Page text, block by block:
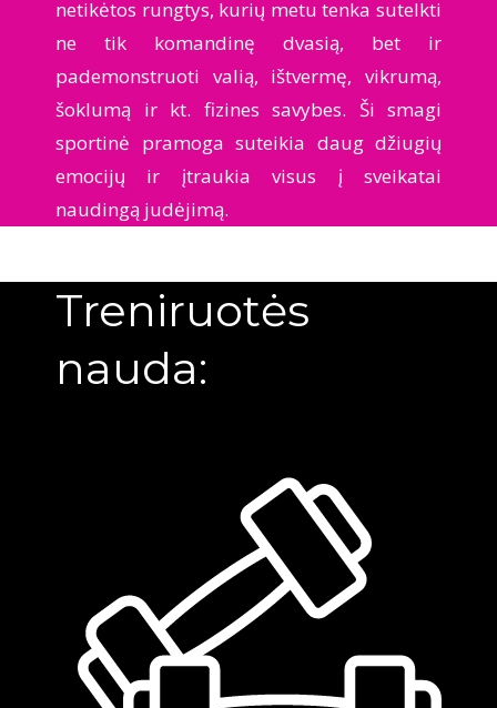
netikėtos rungtys, kurių metu tenka sutelkti
ne tik komandinę dvasią, bet ir
pademonstruoti valią, ištvermę, vikrumą,
šoklumą ir kt. fizines savybes. Ši smagi
sportinė pramoga suteikia daug džiugių
emocijų ir įtraukia visus į sveikatai
naudingą judėjimą.
Treniruotės
nauda: